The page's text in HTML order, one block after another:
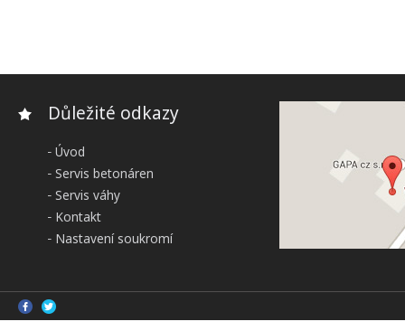
Důležité odkazy
Úvod
Servis betonáren
Servis váhy
Kontakt
Nastavení soukromí